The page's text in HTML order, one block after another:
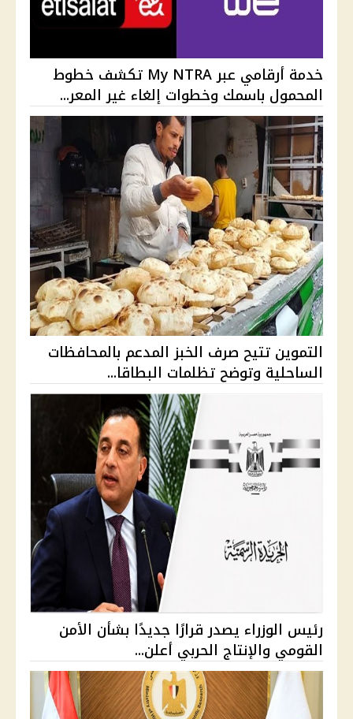
خدمة أرقامي عبر My NTRA تكشف خطوط
المحمول باسمك وخطوات إلغاء غير المعر...
التموين تتيح صرف الخبز المدعم بالمحافظات
الساحلية وتوضح تظلمات البطاقا...
رئيس الوزراء يصدر قرارًا جديدًا بشأن الأمن
القومي والإنتاج الحربي أعلن...